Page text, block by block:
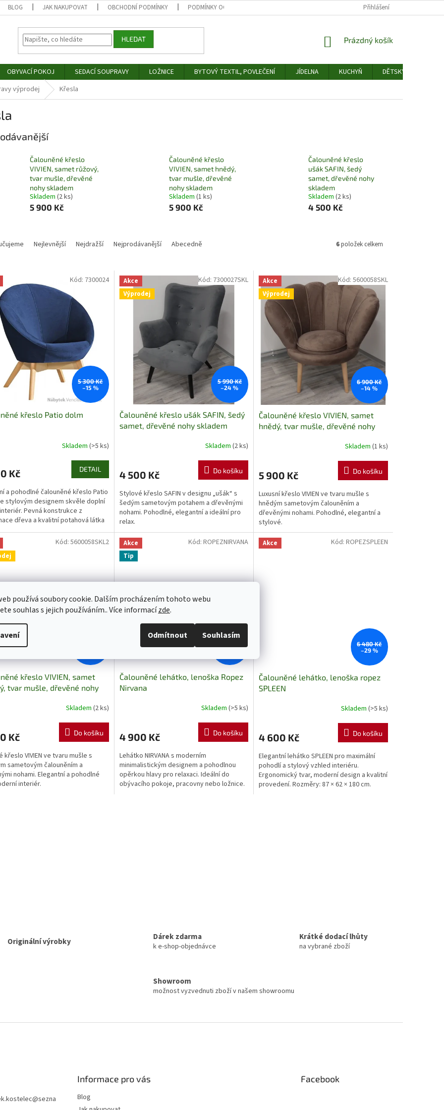
používá soubory cookie. Dalším procházením tohoto webu
souhlas s jejich používáním.. Více informacízde.
Odmítnout Souhlasím
BLOG JAK NAKUPOVAT OBCHODNÍ PODMÍNKY PODMÍNKY OCHRANY OSOBNÍCH ÚDAJŮ ODSTOUPENÍ OD SMLOUVY
Přihlášení
HLEDAT
NÁKUPNÍ
Prázdný košík
OBYVACÍ POKOJ SEDACÍ SOUPRAVY LOŽNICE BYTOVÝ TEXTIL, POVLEČENÍ JÍDELNA KUCHYŇ
DĚTSKÝ POKOJ
výprodej Křesla
Čalouněné křeslo
VIVIEN, samet růžový,
tvar mušle, dřevěné
nohy skladem
Skladem (2 ks)
5 900 Kč
Čalouněné křeslo
VIVIEN, samet hnědý,
tvar mušle, dřevěné
nohy skladem
Skladem (1 ks)
5 900 Kč
Čalouněné křeslo
ušák SAFIN, šedý
samet, dřevěné nohy
skladem
Skladem (2 ks)
4 500 Kč
Nejlevnější Nejdražší Nejprodávanější Abecedně 6položek celkem
5 300 Kč
–15 %
křeslo Patio dolm
Skladem (>5 ks)
Kč DETAIL
a pohodlné čalouněné křeslo Patio
stylovým designem skvěle doplní
Pevná konstrukce z
dřeva a kvalitní potahová látka
dlouhou...
Kód: 7300024
Akce
Výprodej
5 990 Kč
–24 %
Čalouněné křeslo ušák SAFIN, šedý
samet, dřevěné nohy skladem
Skladem (2 ks)
4 500 Kč Do košíku
Stylové křeslo SAFIN v designu „ušák“ s
šedým sametovým potahem a dřevěnými
nohami. Pohodlné, elegantní a ideální pro
relax.
Kód: 7300027SKL
Akce
Výprodej
6 900 Kč
–14 %
Čalouněné křeslo VIVIEN, samet
hnědý, tvar mušle, dřevěné nohy
Skladem (1 ks)
5 900 Kč Do košíku
Luxusní křeslo VIVIEN ve tvaru mušle s
hnědým sametovým čalouněním a
dřevěnými nohami. Pohodlné, elegantní a
stylové.
Kód: 5600058SKL
křeslo VIVIEN, samet
tvar mušle, dřevěné nohy
Skladem (2 ks)
Kč Do košíku
křeslo VIVIEN ve tvaru mušle s
sametovým čalouněním a
nohami. Elegantní a pohodlné
interiér.
Kód: 5600058SKL2
Akce
Tip
Čalouněné lehátko, lenoška Ropez
Nirvana
Skladem (>5 ks)
4 900 Kč Do košíku
Lehátko NIRVANA s moderním
minimalistickým designem a pohodlnou
opěrkou hlavy pro relaxaci. Ideální do
obývacího pokoje, pracovny nebo ložnice.
Kód: ROPEZNIRVANA Akce
6 480 Kč
–29 %
Čalouněné lehátko, lenoška ropez
SPLEEN
Skladem (>5 ks)
4 600 Kč Do košíku
Elegantní lehátko SPLEEN pro maximální
pohodlí a stylový vzhled interiéru.
Ergonomický tvar, moderní design a kvalitní
provedení. Rozměry: 87 × 62 × 180 cm.
Kód: ROPEZSPLEEN
ý
p
u
Originální výrobky Dárek zdarma
k e-shop-objednávce
Krátké dodací lhůty
na vybrané zboží
Showroom
možnost vyzvednuti zboží v našem showroomu
@sezna
Informace pro vás
Blog
Facebook